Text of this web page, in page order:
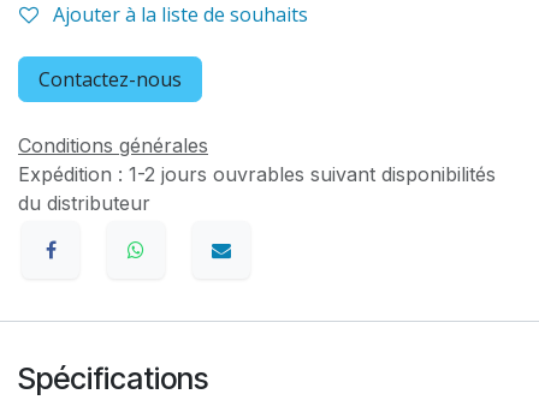
Ajouter à la liste de souhaits
Contactez-nous
Conditions générales
Expédition : 1-2 jours ouvrables suivant disponibilités
du distributeur
Spécifications